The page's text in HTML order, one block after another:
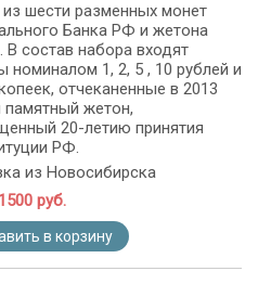
шести разменных монет
Банка РФ и жетона
состав набора входят
номиналом 1, 2, 5 , 10 рублей и
отчеканенные в 2013
памятный жетон,
20-летию принятия
РФ.
из Новосибирска
1500 руб.
в корзину